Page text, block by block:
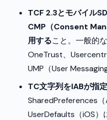
TCF 2.3とモバイル
CMP（Consent
用すること。一般的
OneTrust、
UMP（User
TC文字列をIABが指
SharedPreferences
UserDefaults（iOS）